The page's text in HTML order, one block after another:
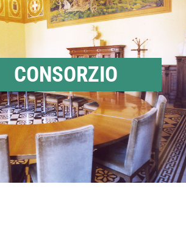
CONSORZIO